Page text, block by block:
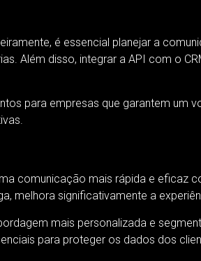
é essencial planejar a
Além disso, integrar a API com o
para empresas que garantem um
comunicação mais rápida e eficaz
melhora significativamente a
mais personalizada e
para proteger os dados dos